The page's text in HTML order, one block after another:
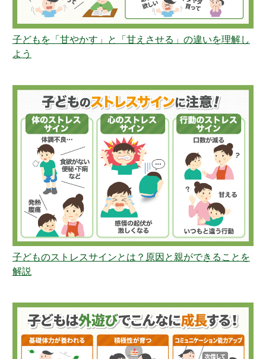
子どもを「甘やかす」と「甘えさせる」の違いを理解し
よう
子どものストレスサインとは？原因と親ができることを
解説